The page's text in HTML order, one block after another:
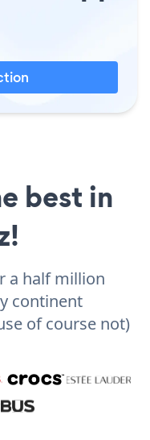
best in
a half million
continent
of course not)